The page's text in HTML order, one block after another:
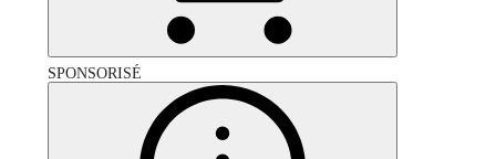
SPONSORISÉ